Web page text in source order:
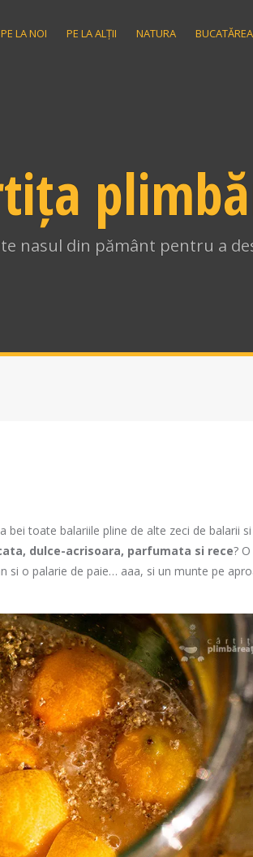
PE LA NOI PE LA ALȚII NATURA
nasul din pământ pentru a
bei toate balariile pline de alte zeci de balarii si
dulce-acrisoara, parfumata si rece? O
si o palarie de paie… aaa, si un munte pe